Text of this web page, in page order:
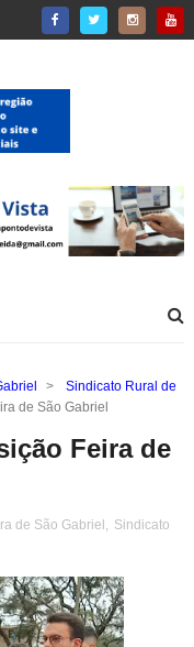
>
Sindicato Rural de
de São Gabriel
Feira de
de São Gabriel , Sindicato